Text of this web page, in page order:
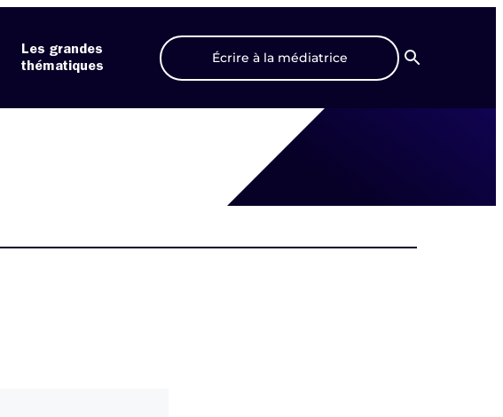
Les grandes
thématiques
Écrire à la médiatrice
Recherche